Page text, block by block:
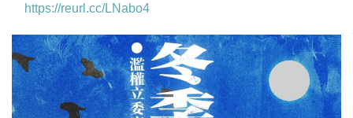
https://reurl.cc/LNabo4